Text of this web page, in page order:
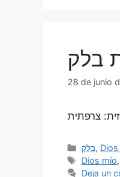
בלק
28 de junio
בלק,
Dios mío,
Deja un